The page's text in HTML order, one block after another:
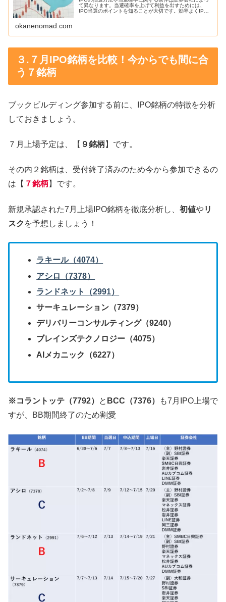
て異なります。当選確率を上げて利益を出すためには、
IPO当選のポイントを知ることが大切です。効率よくIPO
okanenomad.com
３.７月IPO銘柄を比較！今からでも間に合
う７銘柄
ブックビルディング参加する前に、IPO銘柄の特徴を分析
しておきましょう。
７月上場予定は、【 ９銘柄】です。
その内２銘柄は、受付終了済みのため今から参加できるの
は【 ７銘柄】です。
新規承認された7月上場IPO銘柄を徹底分析し、 初値やリ
スク を予想しましょう！
ラキール（4074）
アシロ（7378）
ランドネット（2991）
サーキュレーション（7379）
デリバリーコンサルティング（9240）
ブレインズテクノロジー（4075）
AIメカニック（6227）
※コラントッテ（7792） と BCC（7376）
も7月IPO上場で
すが、BB期間終了のため割愛